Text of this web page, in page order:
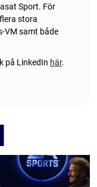
Sport. För
stora
VM samt både
på LinkedIn här.